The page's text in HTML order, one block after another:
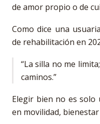
de amor propio o de
Como dice una
de rehabilitación en
“La silla no me
caminos.”
Elegir bien no es solo
en movilidad, bienestar